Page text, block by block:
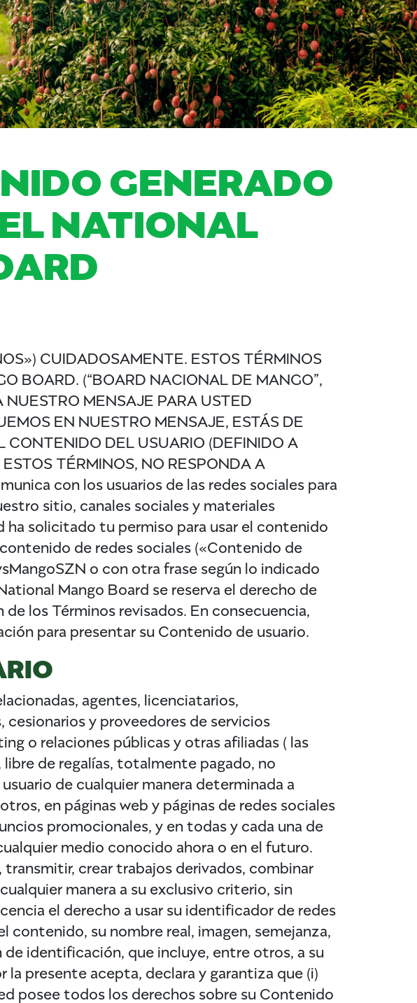
GENERADO
NATIONAL
CUIDADOSAMENTE. ESTOS TÉRMINOS
BOARD. (“BOARD NACIONAL DE MANGO”,
NUESTRO MENSAJE PARA USTED
EN NUESTRO MENSAJE, ESTÁS DE
DEL USUARIO (DEFINIDO A
TÉRMINOS, NO RESPONDA A
con los usuarios de las redes sociales para
sitio, canales sociales y materiales
solicitado tu permiso para usar el contenido
de redes sociales («Contenido de
o con otra frase según lo indicado
Mango Board se reserva el derecho de
los Términos revisados. En consecuencia,
para presentar su Contenido de usuario.
agentes, licenciatarios,
y proveedores de servicios
o relaciones públicas y otras afiliadas ( las
de regalías, totalmente pagado, no
de cualquier manera determinada a
en páginas web y páginas de redes sociales
promocionales, y en todas y cada una de
medio conocido ahora o en el futuro.
crear trabajos derivados, combinar
manera a su exclusivo criterio, sin
el derecho a usar su identificador de redes
contenido, su nombre real, imagen, semejanza,
identificación, que incluye, entre otros, a su
presente acepta, declara y garantiza que (i)
posee todos los derechos sobre su Contenido